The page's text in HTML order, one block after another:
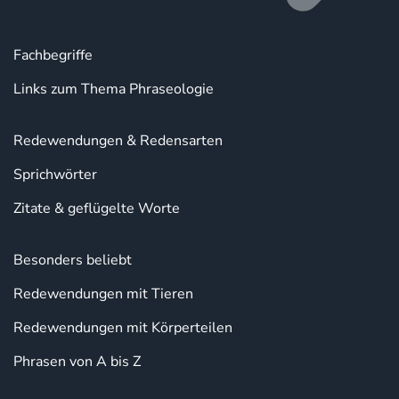
Fachbegriffe
Links zum Thema Phraseologie
Redewendungen & Redensarten
Sprichwörter
Zitate & geflügelte Worte
Besonders beliebt
Redewendungen mit Tieren
Redewendungen mit Körperteilen
Phrasen von A bis Z